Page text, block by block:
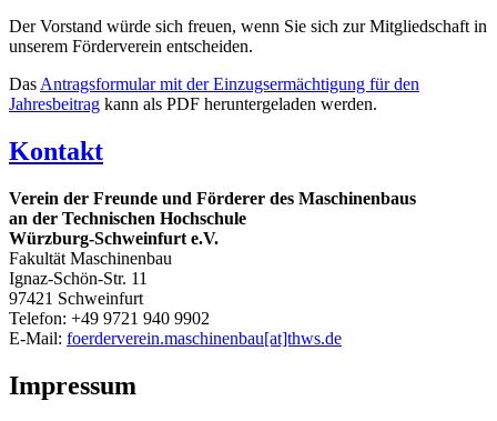
Der Vorstand würde sich freuen, wenn Sie sich zur Mitgliedschaft in
unserem Förderverein entscheiden.
Das Antragsformular mit der Einzugsermächtigung für den
Jahresbeitrag kann als PDF heruntergeladen werden.
Kontakt
Verein der Freunde und Förderer des Maschinenbaus
an der Technischen Hochschule
Würzburg-Schweinfurt e.V.
Fakultät Maschinenbau
Ignaz-Schön-Str. 11
97421 Schweinfurt
Telefon: +49 9721 940 9902
E-Mail: foerderverein.maschinenbau[at]thws.de
Impressum